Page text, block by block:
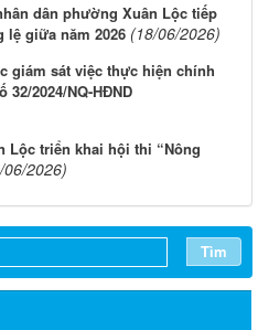
dân phường Xuân Lộc tiếp
giữa năm 2026 (18/06/2026)
giám sát việc thực hiện chính
2024/NQ-HĐND
Lộc triển khai hội thi “Nông
06/2026)
Tìm